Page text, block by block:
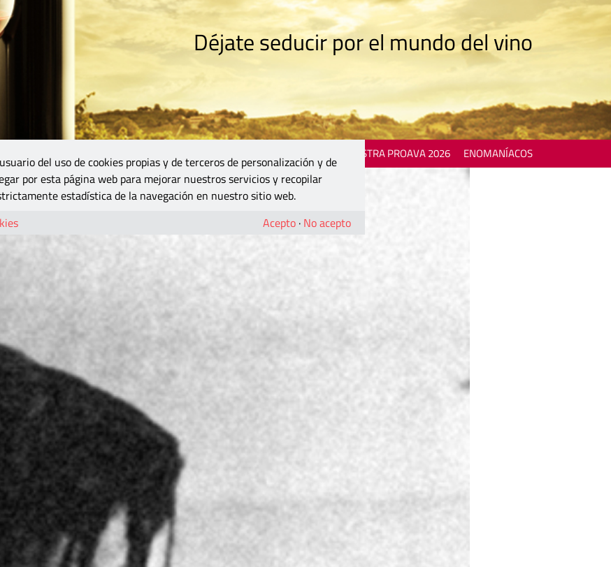
Déjate seducir por el mundo del vino
MOSTRA PROAVA 2026 ENOMANÍACOS
del uso de cookies propias y de terceros de personalización y de
por esta página web para mejorar nuestros servicios y recopilar
estadística de la navegación en nuestro sitio web.
Acepto · No acepto